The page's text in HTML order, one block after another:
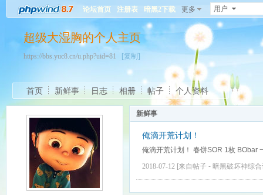
论坛首页 注册表 暗黑2下载 更多 用户
超级大湿胸的个人主页
https://bbs.yuc8.cn/u.php?uid=81 [复制]
首页 新鲜事 日志 相册 帖子 个人资料
新鲜事
俺滴开荒计划！
俺滴开荒计划！ 春饼SOR 1枚 BObar
2018-07-12 [来自帖子 - 暗黑破坏神综